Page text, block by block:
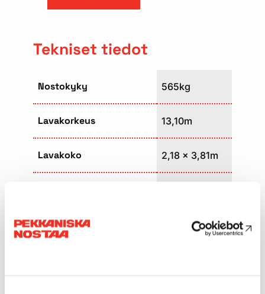
Tekniset tiedot
Nostokyky 565kg
Lavakorkeus 13,10m
Lavakoko 2,18 x 3,81m
Kuljetuspituus